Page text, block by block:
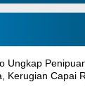
Ungkap
Kerugian Capai